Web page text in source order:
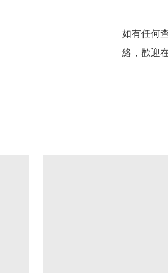
如有任何
絡，歡迎